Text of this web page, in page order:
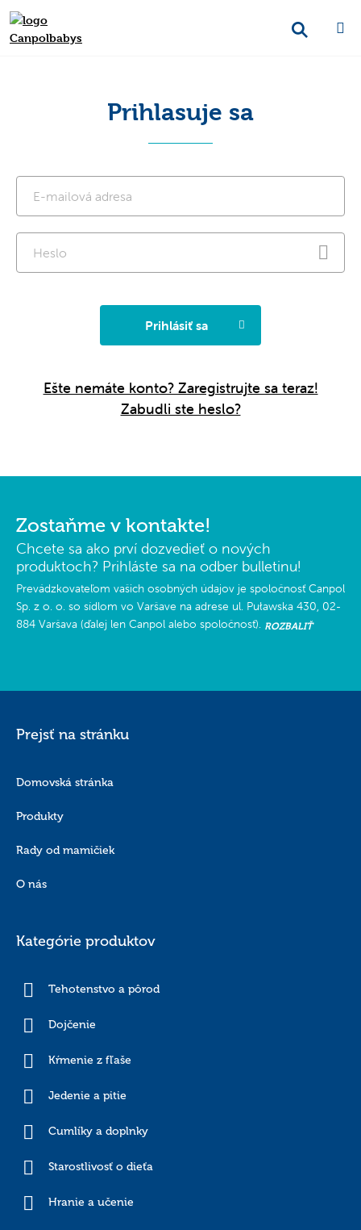
Prihlasuje sa
Prihlásiť sa
Ešte nemáte konto? Zaregistrujte sa teraz!
Zabudli ste heslo?
Zostaňme v kontakte!
Chcete sa ako prví dozvedieť o nových
produktoch? Prihláste sa na odber bulletinu!
Prevádzkovateľom vašich osobných údajov je spoločnosť Canpol
Sp. z o. o. so sídlom vo Varšave na adrese ul. Puławska 430, 02-
884 Varšava (ďalej len Canpol alebo spoločnosť). ROZBALIŤ
Prejsť na stránku
Domovská stránka
Produkty
Rady od mamičiek
O nás
Kategórie produktov
Tehotenstvo a pôrod
Dojčenie
Kŕmenie z fľaše
Jedenie a pitie
Cumlíky a doplnky
Starostlivosť o dieťa
Hranie a učenie